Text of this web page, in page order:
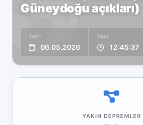
Güneydoğu açıkları)
Tarih
06.05.2026
Saat
12:45:37
YAKIN DEPREMLER